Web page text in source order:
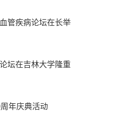
管疾病论坛在长举
坛在吉林大学隆重
年庆典活动